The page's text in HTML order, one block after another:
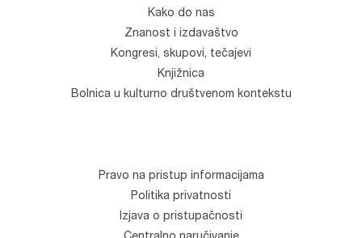
Kako do nas
Znanost i izdavaštvo
Kongresi, skupovi, tečajevi
Knjižnica
Bolnica u kulturno društvenom kontekstu
Pravo na pristup informacijama
Politika privatnosti
Izjava o pristupačnosti